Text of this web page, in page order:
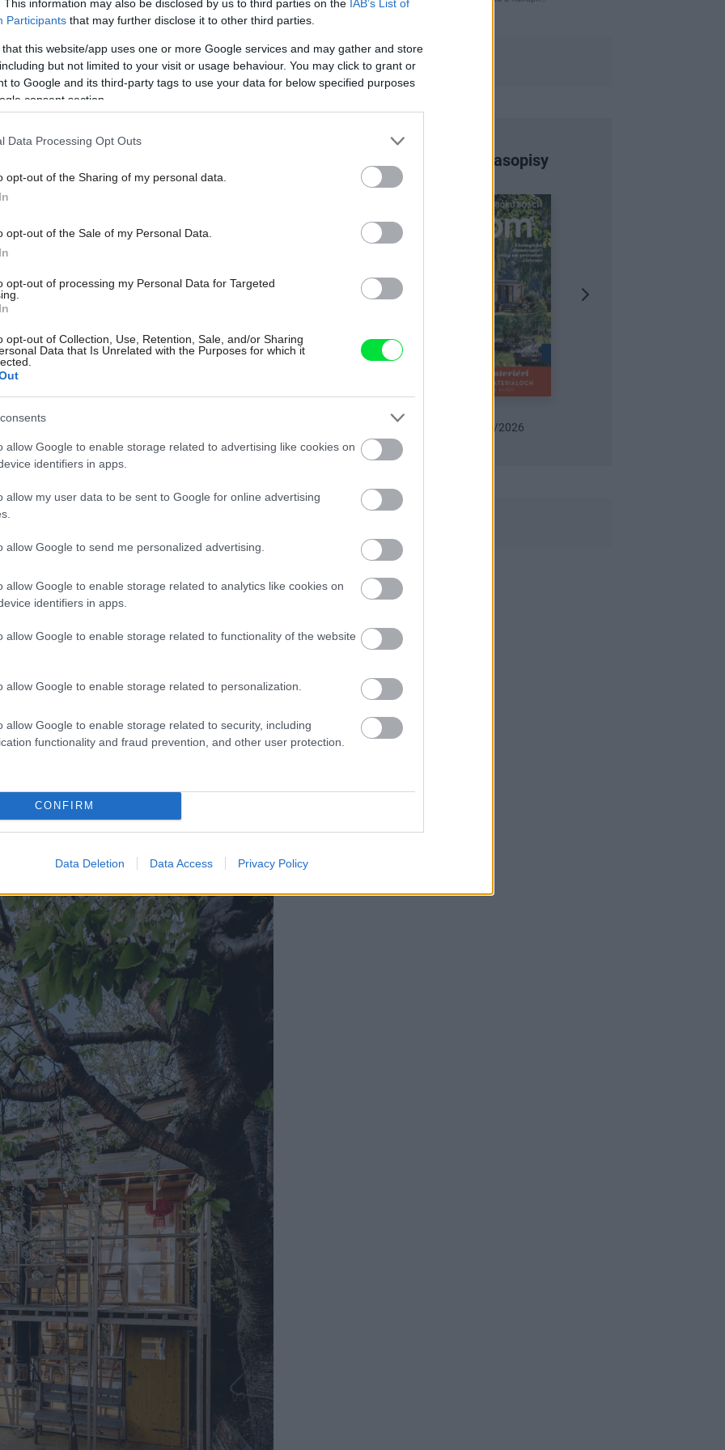
This information may also be disclosed by us to third parties on the IAB’s List of
Participants that may further disclose it to other third parties.
that this website/app uses one or more Google services and may gather and store
but not limited to your visit or usage behaviour. You may click to grant or
to Google and its third-party tags to use your data for below specified purposes
consent section.
Data Processing Opt Outs
opt-out of the Sharing of my personal data.
opt-out of the Sale of my Personal Data.
opt-out of processing my Personal Data for Targeted
opt-out of Collection, Use, Retention, Sale, and/or Sharing
Data that Is Unrelated with the Purposes for which it
allow Google to enable storage related to advertising like cookies on
identifiers in apps.
allow my user data to be sent to Google for online advertising
allow Google to send me personalized advertising.
allow Google to enable storage related to analytics like cookies on
identifiers in apps.
allow Google to enable storage related to functionality of the website
allow Google to enable storage related to personalization.
allow Google to enable storage related to security, including
functionality and fraud prevention, and other user protection.
CONFIRM
Data Deletion Data Access Privacy Policy
estetickým prvkom minimálnej chatky sú presklené
patchworku.
priestoru nič
a saune s drobným zázemím. Na
s výhľadom do záhrady. Nad
sú detské kajuty. Priestrannosť
chaty až po strechu.
s nízkymi obstarávacími
aj estetickým prvkom minimálnej
okien, uložené na štýl
Najnovšie časopisy
Urob si sám 6/2026